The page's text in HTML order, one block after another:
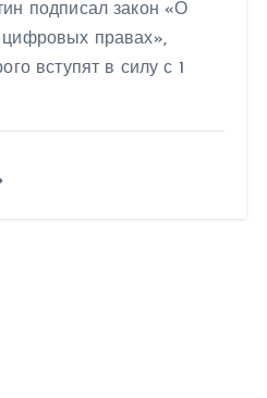
подписал закон «О
правах»,
вступят в силу с 1